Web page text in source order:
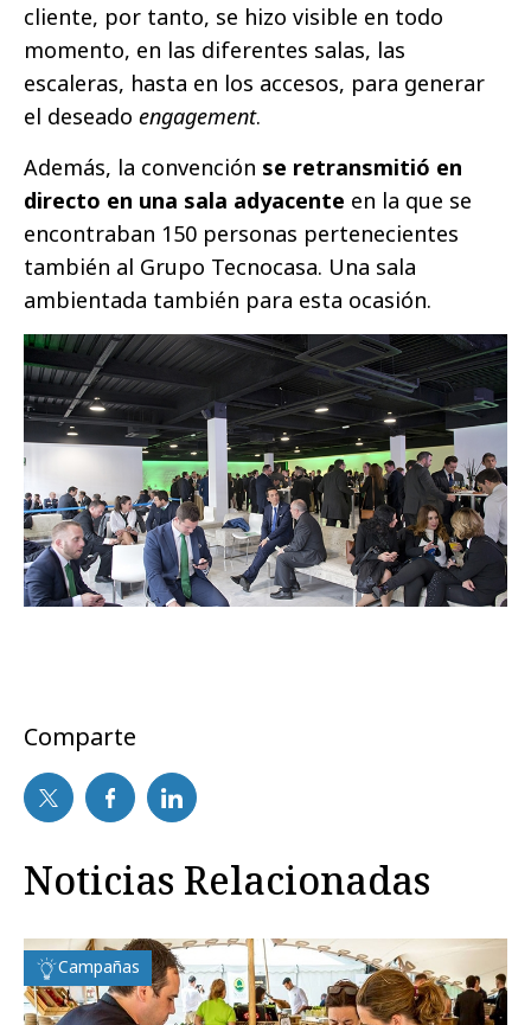
cliente, por tanto, se hizo visible en todo
momento, en las diferentes salas, las
escaleras, hasta en los accesos, para generar
el deseado engagement.
Además, la convención se retransmitió en
directo en una sala adyacente en la que se
encontraban 150 personas pertenecientes
también al Grupo Tecnocasa. Una sala
ambientada también para esta ocasión.
Comparte
Noticias Relacionadas
Campañas